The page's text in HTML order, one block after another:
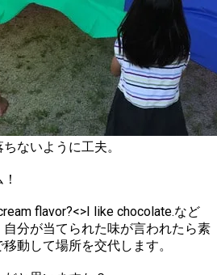
ないように工夫。
flavor?<>I like chocolate.など
分が当てられた味が言われたら素
動して場所を交代します。